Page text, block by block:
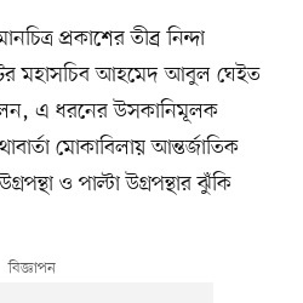
প্রকাশের তীব্র নিন্দা
মহাসচিব আহমেদ আবুল ঘেইত
এ ধরনের উসকানিমূলক
মোকাবিলায় আন্তর্জাতিক
ও পাল্টা উগ্রপন্থার ঝুঁকি